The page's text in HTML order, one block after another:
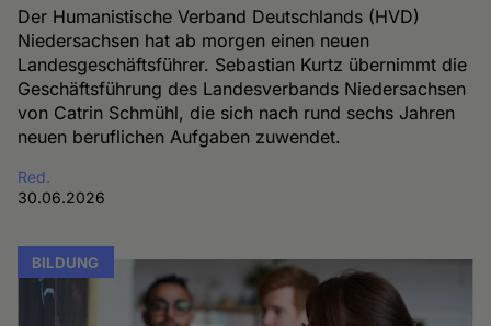
Der Humanistische Verband Deutschlands (HVD)
Niedersachsen hat ab morgen einen neuen
Landesgeschäftsführer. Sebastian Kurtz übernimmt die
Geschäftsführung des Landesverbands Niedersachsen
von Catrin Schmühl, die sich nach rund sechs Jahren
neuen beruflichen Aufgaben zuwendet.
Red.
30.06.2026
BILDUNG